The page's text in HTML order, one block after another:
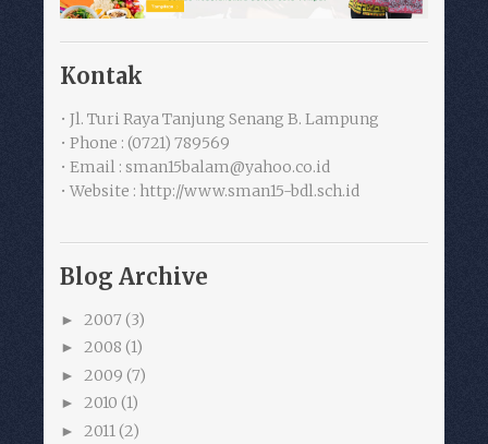
Kontak
• Jl. Turi Raya Tanjung Senang B. Lampung
• Phone : (0721) 789569
• Email : sman15balam@yahoo.co.id
• Website : http://www.sman15-bdl.sch.id
Blog Archive
► 2007 (3)
► 2008 (1)
► 2009 (7)
► 2010 (1)
► 2011(2)